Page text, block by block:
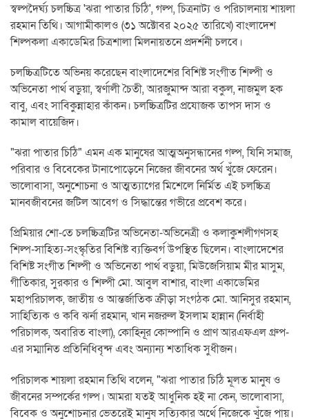
স্বল্পদৈর্ঘ্য চলচ্চিত্র 'ঝরা পাতার চিঠি', গল্প, চিত্রনাট্য ও পরিচালনায় শায়লা
রহমান তিথি। আগামীকালও (৩১ অক্টোবর ২০২৫ তারিখে) বাংলাদেশ
শিল্পকলা একাডেমির চিত্রশালা মিলনায়তনে প্রদর্শনী চলবে।
চলচ্চিত্রটিতে অভিনয় করেছেন বাংলাদেশের বিশিষ্ট সংগীত শিল্পী ও
অভিনেতা পার্থ বড়ুয়া, স্বর্ণালী চৈতী, আরজুমান্দ আরা বকুল, নাজমুল হক
বাবু, এবং সাবিকুন্নাহার কাঁকন। চলচ্চিত্রটির প্রযোজক তাপস দাস ও
কামাল বায়েজিদ।
"ঝরা পাতার চিঠি" এমন এক মানুষের আত্মঅনুসন্ধানের গল্প, যিনি সমাজ,
পরিবার ও বিবেকের টানাপোড়েনে নিজের জীবনের অর্থ খুঁজে ফেরেন।
ভালোবাসা, অনুশোচনা ও আত্মত্যাগের মিশেলে নির্মিত এই চলচ্চিত্র
মানবজীবনের জটিল আবেগ ও সিদ্ধান্তের গভীরে প্রবেশ করে।
প্রিমিয়ার শো-তে চলচ্চিত্রটির অভিনেতা-অভিনেত্রী ও কলাকুশলীগণসহ
শিল্প-সাহিত্য-সংস্কৃতির বিশিষ্ট ব্যক্তিবর্গ উপস্থিত ছিলেন। বাংলাদেশের
বিশিষ্ট সংগীত শিল্পী ও অভিনেতা পার্থ বড়ুয়া, মিউজেসিয়াম মীর মাসুম,
গীতিকার, সুরকার ও শিল্পী মো. আবুল বাশার, বাংলা একাডেমির
মহাপরিচালক, জাতীয় ও আন্তর্জাতিক ক্রীড়া সংগঠক মো. আনিসুর রহমান,
সাহিত্যিক ও কবি ঝর্না রহমান, খান নজরুল ইসলাম হান্নান (নির্বাহী
পরিচালক, অবারিত বাংলা), কোহিনূর কোম্পানি ও প্রাণ আরএফএল গ্রুপ-
এর সম্মানিত প্রতিনিধিবৃন্দ এবং অন্যান্য শতাধিক সুধীজন।
পরিচালক শায়লা রহমান তিথি বলেন, "ঝরা পাতার চিঠি মূলত মানুষ ও
জীবনের সম্পর্কের গল্প। আমরা যতই আধুনিক হই না কেন, ভালোবাসা,
বিবেক ও অনুশোচনার ভেতরেই মানুষ সত্যিকার অর্থে নিজেকে খুঁজে পায়।